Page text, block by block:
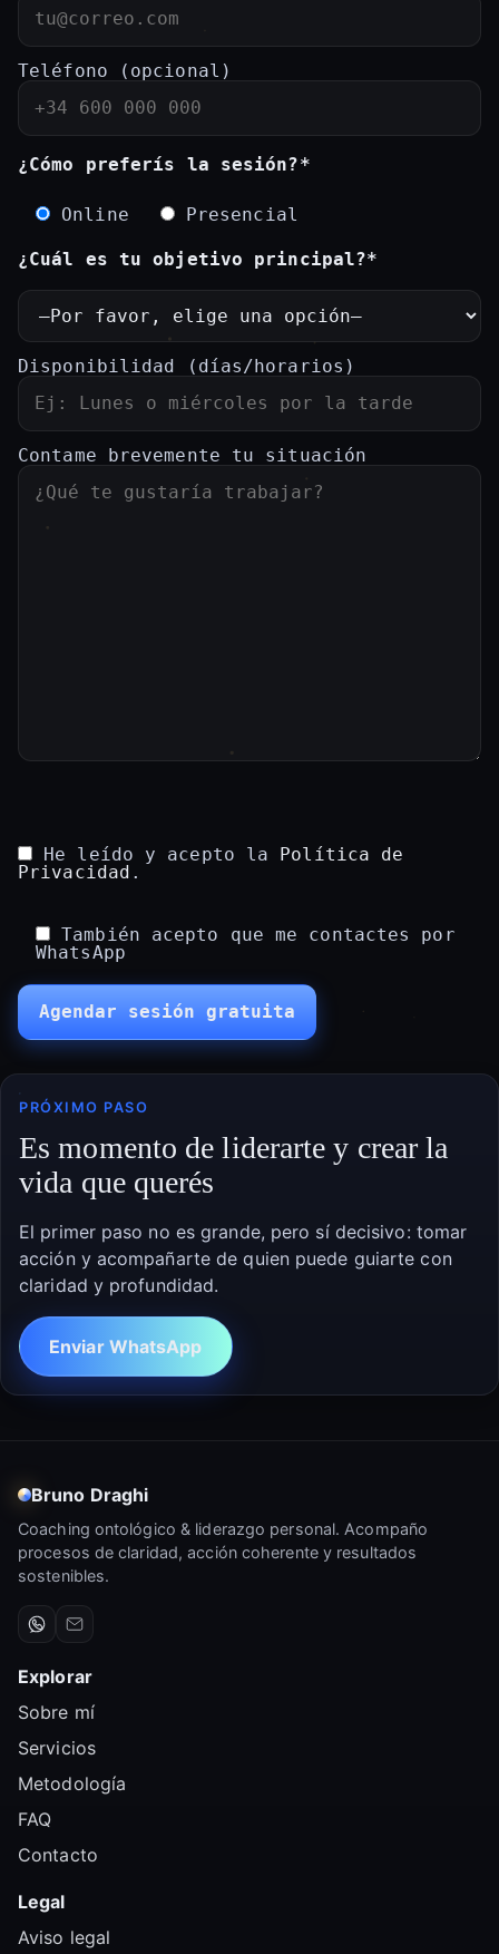
Teléfono (opcional)
¿Cómo preferís la sesión?*
Online Presencial
¿Cuál es tu objetivo principal?*
Disponibilidad (días/horarios)
Contame brevemente tu situación
He leído y acepto la Política de
Privacidad .
También acepto que me contactes por
WhatsApp
PRÓXIMO PASO
Es momento de liderarte y crear la
vida que querés
El primer paso no es grande, pero sí decisivo: tomar
acción y acompañarte de quien puede guiarte con
claridad y profundidad.
Enviar WhatsApp
Bruno Draghi
Coaching ontológico & liderazgo personal. Acompaño
procesos de claridad, acción coherente y resultados
sostenibles.
Explorar
Sobre mí
Servicios
Metodología
FAQ
Contacto
Legal
Aviso legal